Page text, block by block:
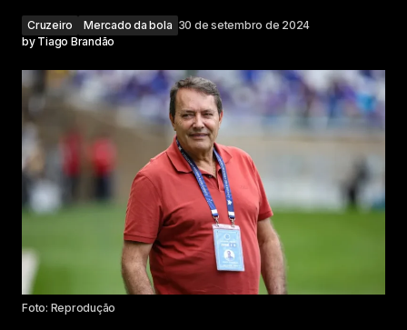
Cruzeiro Mercado da bola 30 de setembro de 2024
by Tiago Brandão
Foto: Reprodução